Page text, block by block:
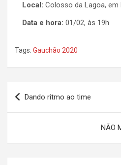
Local: Colosso da Lagoa, em
Data e hora: 01/02, às 19h
Tags: Gauchão 2020
Navegação
de
Dando ritmo ao time
NÃO